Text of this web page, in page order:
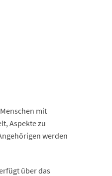
mit
Aspekte zu
werden
über das